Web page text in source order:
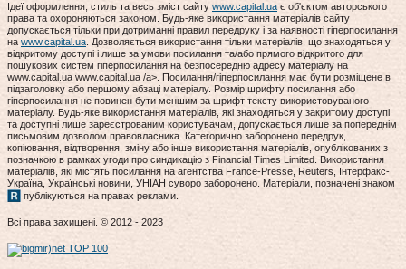
Ідеї оформлення, стиль та весь зміст сайту www.capital.ua є об'єктом авторського
права та охороняються законом. Будь-яке використання матеріалів сайту
допускається тільки при дотриманні правил передруку і за наявності гіперпосилання
на www.capital.ua . Дозволяється використання тільки матеріалів, що знаходяться у
відкритому доступі і лише за умови посилання та/або прямого відкритого для
пошукових систем гіперпосилання на безпосередню адресу матеріалу на
www.capital.ua www.capital.ua /a>. Посилання/гіперпосилання має бути розміщене в
підзаголовку або першому абзаці матеріалу. Розмір шрифту посилання або
гіперпосилання не повинен бути меншим за шрифт тексту використовуваного
матеріалу. Будь-яке використання матеріалів, які знаходяться у закритому доступі
та доступні лише зареєстрованим користувачам, допускається лише за попереднім
письмовим дозволом правовласника. Категорично заборонено передрук,
копіювання, відтворення, зміну або інше використання матеріалів, опублікованих з
позначкою в рамках угоди про синдикацію з Financial Times Limited. Використання
матеріалів, які містять посилання на агентства France-Presse, Reuters, Інтерфакс-
Україна, Українські новини, УНІАН суворо заборонено. Матеріали, позначені знаком
публікуються на правах реклами.
Всі права захищені. © 2012 - 2023